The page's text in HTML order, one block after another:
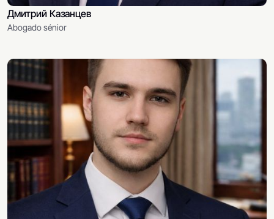
Дмитрий Казанцев
Abogado sénior